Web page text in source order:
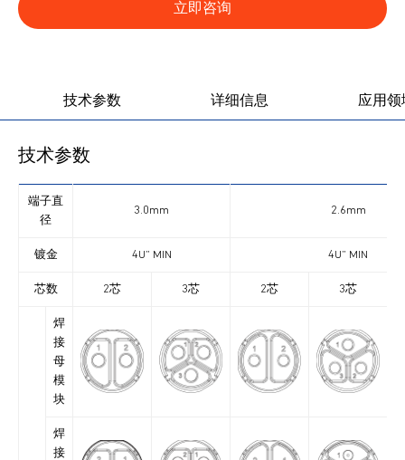
立即咨询
技术参数 详细信息 应用领
技术参数
端子直
径
3.0mm 2.6mm
镀金 4U” MIN 4U” MIN
芯数 2芯 3芯 2芯 3芯
焊
接
母
模
块
焊
接